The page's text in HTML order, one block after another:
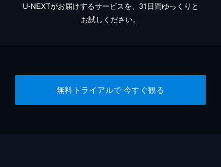
U-NEXTがお届けするサービスを、31日間ゆっくりと
お試しください。
無料トライアルで 今すぐ観る